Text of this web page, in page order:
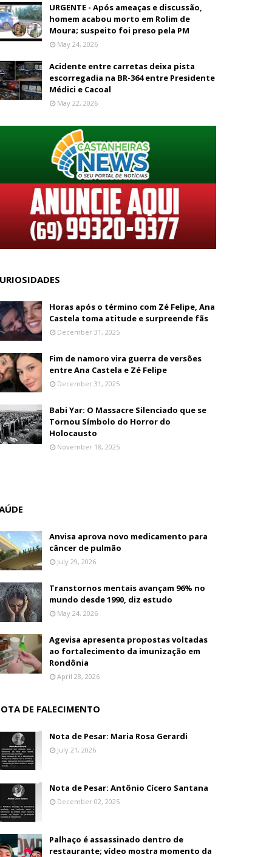
URGENTE - Após ameaças e discussão,
homem acabou morto em Rolim de
Moura; suspeito foi preso pela PM
May 24, 2026
Acidente entre carretas deixa pista
escorregadia na BR-364 entre Presidente
Médici e Cacoal
May 22, 2026
Horas após o término com Zé Felipe, Ana
Castela toma atitude e surpreende fãs
December 31, 2025
Fim de namoro vira guerra de versões
entre Ana Castela e Zé Felipe
December 31, 2025
Babi Yar: O Massacre Silenciado que se
Tornou Símbolo do Horror do
Holocausto
November 18, 2025
Anvisa aprova novo medicamento para
câncer de pulmão
July 29, 2026
Transtornos mentais avançam 96% no
mundo desde 1990, diz estudo
May 24, 2026
Agevisa apresenta propostas voltadas
ao fortalecimento da imunização em
Rondônia
April 28, 2026
DE FALECIMENTO
Nota de Pesar: Maria Rosa Gerardi
July 21, 2026
Nota de Pesar: Antônio Cícero Santana
December 02, 2025
Palhaço é assassinado dentro de
restaurante; vídeo mostra momento da